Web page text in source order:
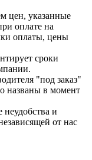
цен, указанные
оплате на
оплаты, цены
сроки
"под заказ"
названы в момент
и
от нас